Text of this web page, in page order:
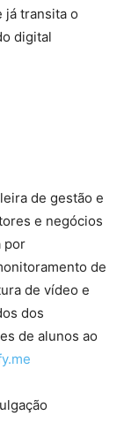
já transita o
digital
de gestão e
e negócios
por
de
de vídeo e
dos
de alunos ao